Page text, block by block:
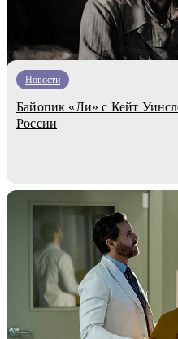
Новости
Байопик «Ли» с Кейт
России